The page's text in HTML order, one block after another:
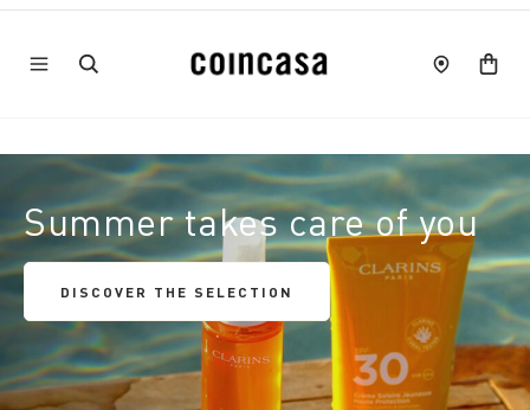
Summer takes care of you
DISCOVER THE SELECTION